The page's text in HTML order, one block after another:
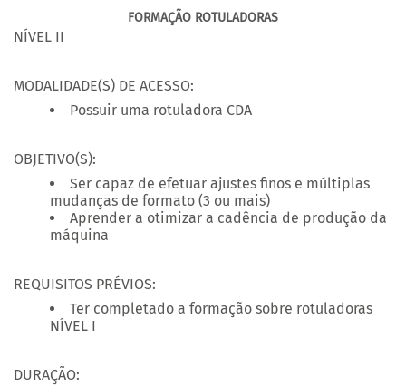
FORMAÇÃO ROTULADORAS
NÍVEL II
MODALIDADE(S) DE ACESSO:
Possuir uma rotuladora CDA
OBJETIVO(S):
Ser capaz de efetuar ajustes finos e múltiplas
mudanças de formato (3 ou mais)
Aprender a otimizar a cadência de produção da
máquina
REQUISITOS PRÉVIOS:
Ter completado a formação sobre rotuladoras
NÍVEL I
DURAÇÃO: